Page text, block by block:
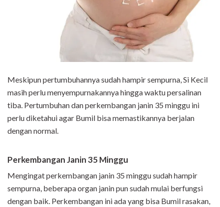
Meskipun pertumbuhannya sudah hampir sempurna, Si Kecil
masih perlu menyempurnakannya hingga waktu persalinan
tiba. Pertumbuhan dan perkembangan janin 35 minggu ini
perlu diketahui agar Bumil bisa memastikannya berjalan
dengan normal.
Perkembangan Janin 35 Minggu
Mengingat perkembangan janin 35 minggu sudah hampir
sempurna, beberapa organ janin pun sudah mulai berfungsi
dengan baik. Perkembangan ini ada yang bisa Bumil rasakan,